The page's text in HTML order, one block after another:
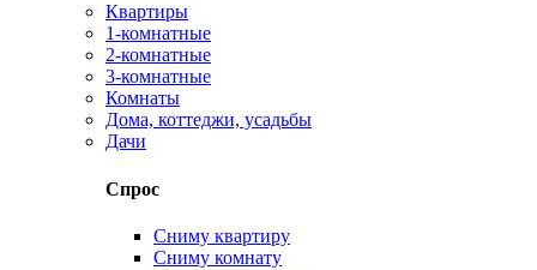
Квартиры
1-комнатные
2-комнатные
3-комнатные
Комнаты
Дома, коттеджи, усадьбы
Дачи
Спрос
Сниму квартиру
Сниму комнату